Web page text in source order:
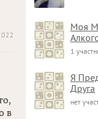
в
Моя
1
Я
Друга
нет